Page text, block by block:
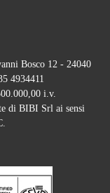
Bosco 12 - 24040
4934411
i.v.
di BIBI Srl ai sensi